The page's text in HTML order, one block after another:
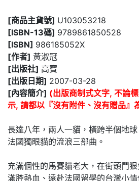
[商品主貨號] U103053218
[ISBN-13碼] 9789861850528
[ISBN] 986185052X
[作者] 黃淑冠
[出版社] 高寶
[出版日期] 2007-03-28
[內容簡介] (出版商制式文字, 不論
示, 請都以『沒有附件、沒有贈品』
長達八年，兩人一貓，橫跨半個地
法國獨眼貓的流浪三部曲。
充滿個性的馬賽貓老大，在街頭鬥
滿腔熱血、遠赴法國留學的台灣小